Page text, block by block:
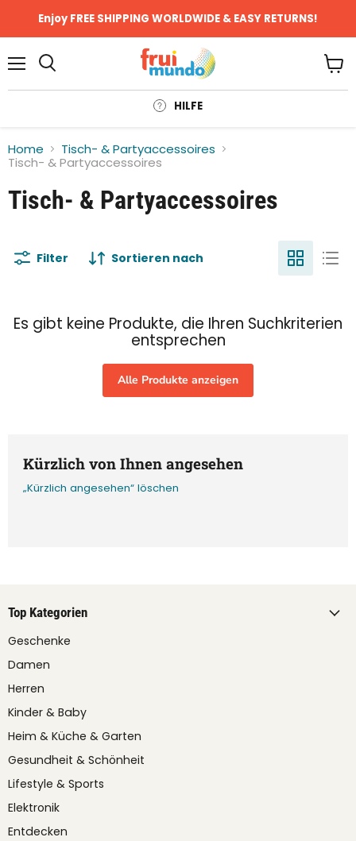
Enjoy FREE SHIPPING WORLDWIDE & EASY RETURNS!
HILFE
Home
Tisch- & Partyaccessoires
Tisch- & Partyaccessoires
Tisch- & Partyaccessoires
Filter Sortieren nach
Es gibt keine Produkte, die Ihren Suchkriterien
entsprechen
Alle Produkte anzeigen
Kürzlich von Ihnen angesehen
„Kürzlich angesehen“ löschen
Top Kategorien
Geschenke
Damen
Herren
Kinder & Baby
Heim & Küche & Garten
Gesundheit & Schönheit
Lifestyle & Sports
Elektronik
Entdecken